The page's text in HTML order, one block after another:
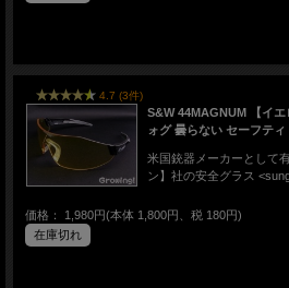
4.7 (3件)
S&W 44MAGNUM 【イ
ォグ 曇らない セーフティ
米国銃器メーカーとして
ン】社の安全グラス
価格： 1,980円(本体 1,800円、税 180円)
在庫切れ